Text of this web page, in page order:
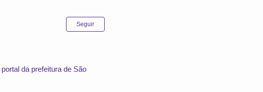
Seguir
portal da prefeitura de São